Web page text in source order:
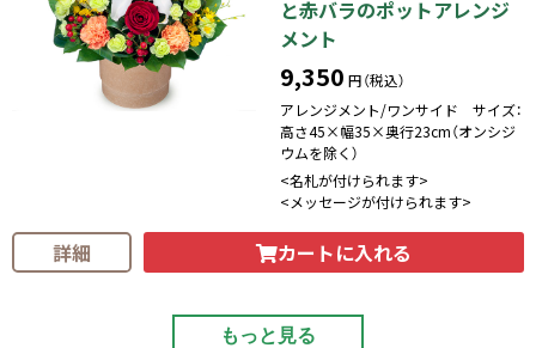
と赤バラのポットアレンジ
メント
9,350 円（税込）
アレンジメント/ワンサイド サイズ：
高さ45×幅35×奥行23cm（オンシジ
ウムを除く）
<名札が付けられます>
<メッセージが付けられます>
詳細 カートに入れる
もっと見る